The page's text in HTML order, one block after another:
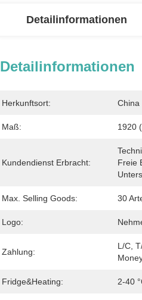
Detailinformationen
Detailinformationen
Herkunftsort: China
Maß: 1920
Kundendienst Erbracht:
Freie
Max. Selling Goods: 30
Logo:
Zahlung:
L/C,
Fridge&Heating: 2-40